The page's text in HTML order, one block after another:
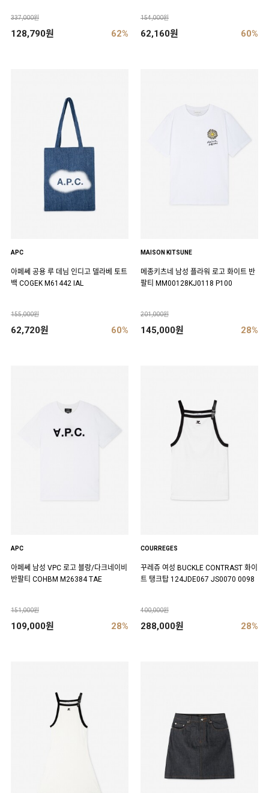
337,000원
128,790원 62%
154,000원
62,160원 60%
APC
아페쎄 공용 루 데님 인디고 델라베 토트
백 COGEK M61442 IAL
155,000원
62,720원 60%
MAISON KITSUNE
메종키츠네 남성 플라워 로고 화이트 반
팔티 MM00128KJ0118 P100
201,000원
145,000원 28%
APC
아페쎄 남성 VPC 로고 블랑/다크네이비
반팔티 COHBM M26384 TAE
151,000원
109,000원 28%
COURREGES
꾸레쥬 여성 BUCKLE CONTRAST 화이
트 탱크탑 124JDE067 JS0070 0098
400,000원
288,000원 28%